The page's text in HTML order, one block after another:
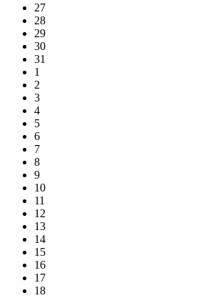
27
28
29
30
31
1
2
3
4
5
6
7
8
9
10
11
12
13
14
15
16
17
18